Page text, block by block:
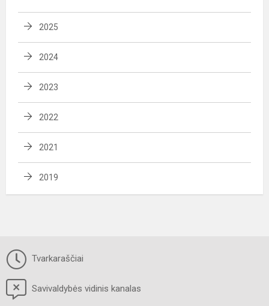
2025
2024
2023
2022
2021
2019
Tvarkaraščiai
Savivaldybės vidinis kanalas